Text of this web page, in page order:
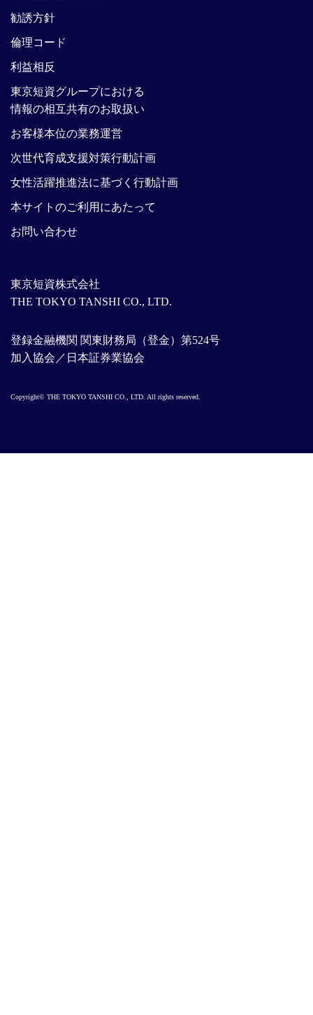
東京短資株式会社
THE TOKYO TANSHI CO., LTD.
登録金融機関 関東財務局（登金）第524号
加入協会／日本証券業協会
勧誘方針
倫理コード
利益相反
東京短資グループにおける
情報の相互共有のお取扱い
お客様本位の業務運営
次世代育成支援対策行動計画
女性活躍推進法に基づく行動計画
本サイトのご利用にあたって
お問い合わせ
Copyright© THE TOKYO TANSHI CO., LTD. All rights reserved.